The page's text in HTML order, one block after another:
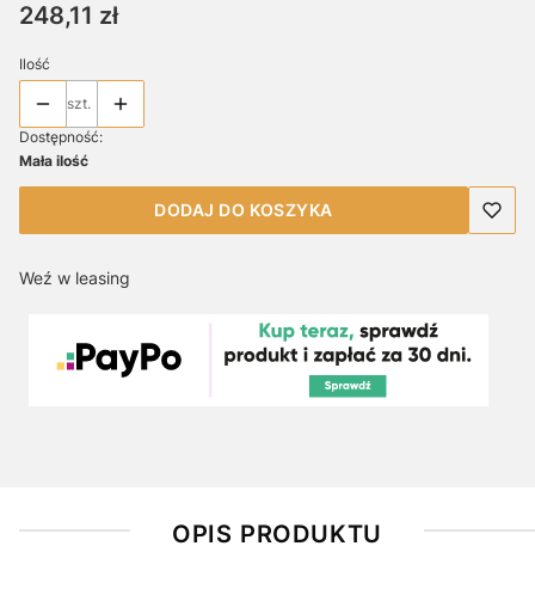
Cena
248,11 zł
Ilość
szt.
Dostępność:
Mała ilość
DODAJ DO KOSZYKA
Weź w leasing
OPIS PRODUKTU